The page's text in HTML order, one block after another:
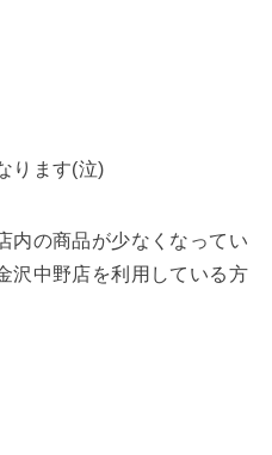
ります(泣)
内の商品が少なくなってい
沢中野店を利用している方